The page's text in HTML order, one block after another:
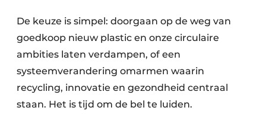
De keuze is simpel: doorgaan op de weg van
goedkoop nieuw plastic en onze circulaire
ambities laten verdampen, of een
systeemverandering omarmen waarin
recycling, innovatie en gezondheid centraal
staan. Het is tijd om de bel te luiden.